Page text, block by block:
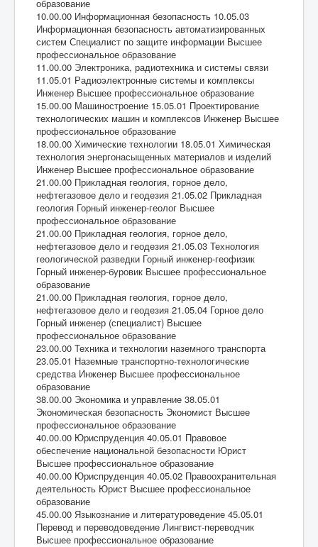
образование
10.00.00 Информационная безопасность 10.05.03
Информационная безопасность автоматизированных
систем Специалист по защите информации Высшее
профессиональное образование
11.00.00 Электроника, радиотехника и системы связи
11.05.01 Радиоэлектронные системы и комплексы
Инженер Высшее профессиональное образование
15.00.00 Машиностроение 15.05.01 Проектирование
технологических машин и комплексов Инженер Высшее
профессиональное образование
18.00.00 Химические технологии 18.05.01 Химическая
технология энергонасыщенных материалов и изделий
Инженер Высшее профессиональное образование
21.00.00 Прикладная геология, горное дело,
нефтегазовое дело и геодезия 21.05.02 Прикладная
геология Горный инженер-геолог Высшее
профессиональное образование
21.00.00 Прикладная геология, горное дело,
нефтегазовое дело и геодезия 21.05.03 Технология
геологической разведки Горный инженер-геофизик
Горный инженер-буровик Высшее профессиональное
образование
21.00.00 Прикладная геология, горное дело,
нефтегазовое дело и геодезия 21.05.04 Горное дело
Горный инженер (специалист) Высшее
профессиональное образование
23.00.00 Техника и технологии наземного транспорта
23.05.01 Наземные транспортно-технологические
средства Инженер Высшее профессиональное
образование
38.00.00 Экономика и управление 38.05.01
Экономическая безопасность Экономист Высшее
профессиональное образование
40.00.00 Юриспруденция 40.05.01 Правовое
обеспечение национальной безопасности Юрист
Высшее профессиональное образование
40.00.00 Юриспруденция 40.05.02 Правоохранительная
деятельность Юрист Высшее профессиональное
образование
45.00.00 Языкознание и литературоведение 45.05.01
Перевод и переводоведение Лингвист-переводчик
Высшее профессиональное образование